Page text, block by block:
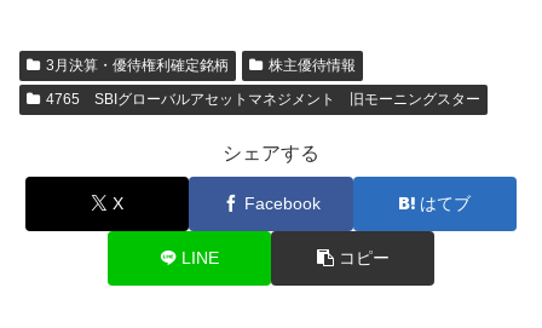
3月決算・優待権利確定銘柄
株主優待情報
4765 SBIグローバルアセットマネジメント 旧モーニングスター
シェアする
X Facebook はてブ
LINE コピー